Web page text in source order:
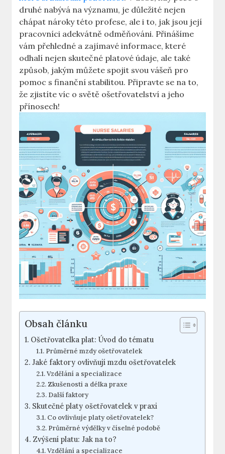
druhé nabývá na významu, je⁣ důležité nejen
chápat nároky této profese,⁣ ale i to, jak jsou její
pracovníci⁢ adekvátně‌ odměňováni. Přinášíme
vám přehledné a zajímavé informace, které
odhalí⁣ nejen skutečné platové ⁤údaje, ⁣ale také
způsob, jakým můžete spojit svou vášeň ⁢pro
pomoc s ‌finanční stabilitou. ⁣Připravte se na to,
že zjistíte víc o‍ světě ošetřovatelství a jeho
přínosech!
Obsah článku
Ošetřovatelka ‍plat: Úvod ⁤do tématu
Průměrné mzdy ⁣ošetřovatelek
Jaké faktory ovlivňují mzdu ošetřovatelek
Vzdělání a specializace
Zkušenosti a délka praxe
Další ⁢faktory
Skutečné ⁤platy ošetřovatelek⁢ v praxi
Co ovlivňuje platy ošetřovatelek?
Průměrné ‌výdělky v číselné ​podobě
Zvýšení⁤ platu: Jak na to?
Vzdělání⁢ a specializace